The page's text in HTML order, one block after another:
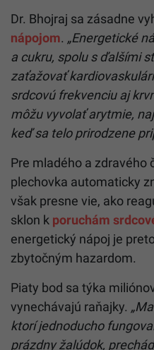
Dr. Bhojraj sa zásadne
nápojom. „Energetické
a cukru, spolu s ďalšími
zaťažovať
srdcovú frekvenciu aj
môžu vyvolať arytmie,
keď sa telo prirodzene
Pre mladého a zdravého
plechovka automaticky
však presne vie, ako
sklon k poruchám
energetický nápoj je
zbytočným hazardom.
Piaty bod sa týka
vynechávajú raňajky.
ktorí jednoducho
prázdny žalúdok,